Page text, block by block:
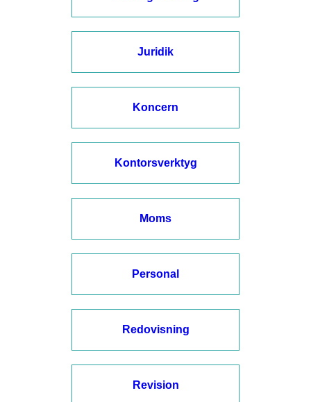
Juridik
Koncern
Kontorsverktyg
Moms
Personal
Redovisning
Revision